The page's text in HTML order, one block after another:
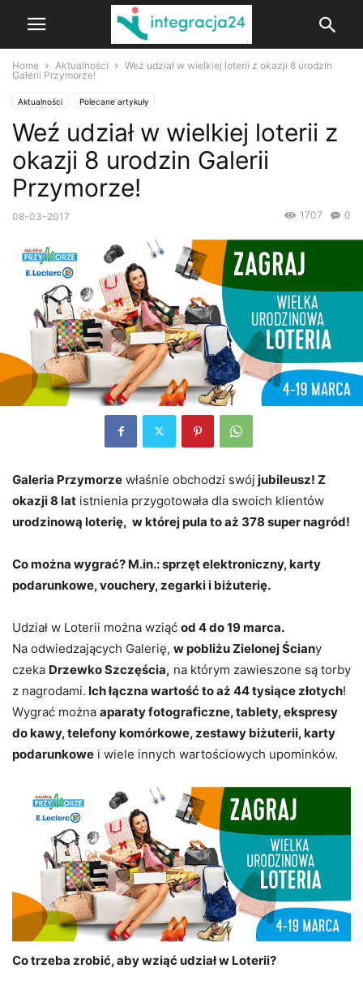
Home Aktualności
Weź udział w wielkiej loterii z okazji 8 urodzin
Galerii Przymorze!
Aktualności Polecane artykuły
Weź udział w wielkiej loterii z
okazji 8 urodzin Galerii
Przymorze!
08-03-2017 0
1707
Galeria Przymorze właśnie obchodzi swój jubileusz! Z
okazji 8 lat istnienia przygotowała dla swoich klientów
urodzinową loterię, w której pula to aż 378 super nagród!
Co można wygrać? M.in.: sprzęt elektroniczny, karty
podarunkowe, vouchery, zegarki i biżuterię.
Udział w Loterii można wziąć od 4 do 19 marca.
Na odwiedzających Galerię, w pobliżu Zielonej Ściany
czeka Drzewko Szczęścia, na którym zawieszone są torby
z nagrodami. Ich łączna wartość to aż 44 tysiące złotych!
Wygrać można aparaty fotograficzne, tablety, ekspresy
do kawy, telefony komórkowe, zestawy biżuterii, karty
podarunkowe i wiele innych wartościowych upominków.
Co trzeba zrobić, aby wziąć udział w Loterii?